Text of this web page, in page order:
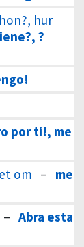
hur
?
por ti!, me
om – me
– Abra esta